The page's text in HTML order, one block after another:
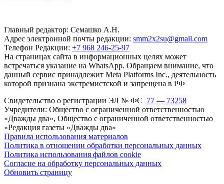
Главный редактор: Семашко А.Н.
Адрес электронной почты редакции: smm2x2su@gmail.com
Телефон Редакции: +7 968 246-25-97
На страницах сайта в информационных целях может
встречаться указание на WhatsApp. Обращаем внимание, что
данный сервис принадлежит Meta Platforms Inc., деятельность
которой признана экстремистской и запрещена в РФ
Свидетельство о регистрации ЭЛ № ФС 77 — 73258
Учредители: Общество с ограниченной ответственностью
«Дважды два», Общество с ограниченной ответственностью
«Редакция газеты «Дважды два»
Правила использования материалов
Политика в отношении обработки персональных данных
Политика использования файлов cookie
Согласие на обработку персональных данных
Обновить страницу